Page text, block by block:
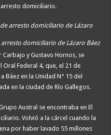
domiciliario.
domiciliario de Lázaro Báez
y Gustavo Hornos, se
Federal 4, que, el 21 de
Báez en la Unidad N° 15 del
en la ciudad de Río Gallegos.
Austral se encontraba en El
Volvió a la cárcel cuando la
por haber lavado 55 millones